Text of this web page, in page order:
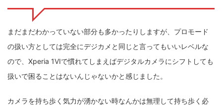
まだまだわかっていない部分も多かったりしますが、プロモード
の扱い方としては完全にデジカメと同じと言ってもいいレベルな
ので、Xperia 1VIで慣れてしまえばデジタルカメラにシフトしても
扱いで困ることはないんじゃないかと感じました。
カメラを持ち歩く気力が湧かない時なんかは無理して持ち歩く必